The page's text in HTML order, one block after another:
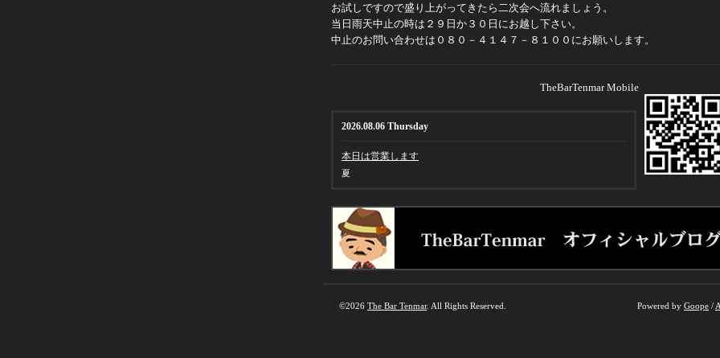
お試しですので盛り上がってきたら二次会へ流れましょう。
当日雨天中止の時は２９日か３０日にお越し下さい。
中止のお問い合わせは０８０－４１４７－８１００にお願いします。
2026.08.06 Thursday
本日は営業します
夏
TheBarTenmar Mobile
©2026 The Bar Tenmar. All Rights Reserved. Powered by Goope /